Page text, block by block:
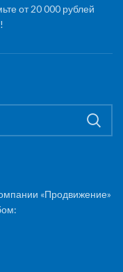
от 20 000 рублей
«Продвижение»